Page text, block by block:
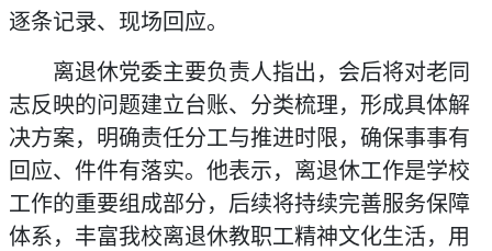
逐条记录、现场回应。
离退休党委主要负责人指出，会后将对老同
志反映的问题建立台账、分类梳理，形成具体解
决方案，明确责任分工与推进时限，确保事事有
回应、件件有落实。他表示，离退休工作是学校
工作的重要组成部分，后续将持续完善服务保障
体系，丰富我校离退休教职工精神文化生活，用